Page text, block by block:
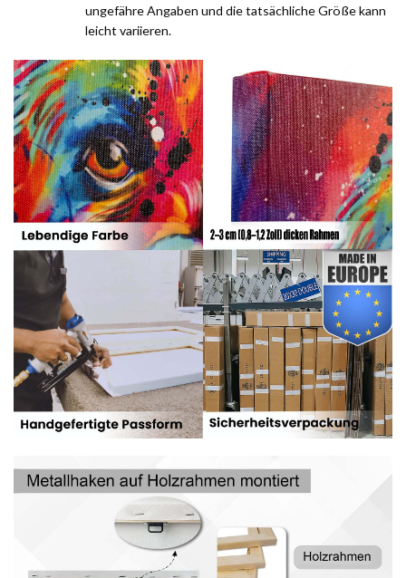
ungefähre Angaben und die tatsächliche Größe kann
leicht variieren.